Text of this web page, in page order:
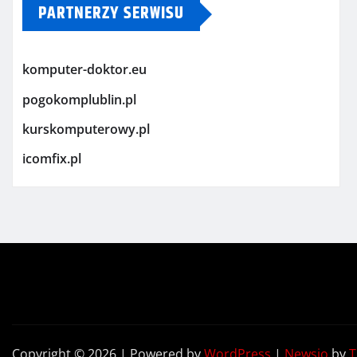
PARTNERZY SERWISU
komputer-doktor.eu
pogokomplublin.pl
kurskomputerowy.pl
icomfix.pl